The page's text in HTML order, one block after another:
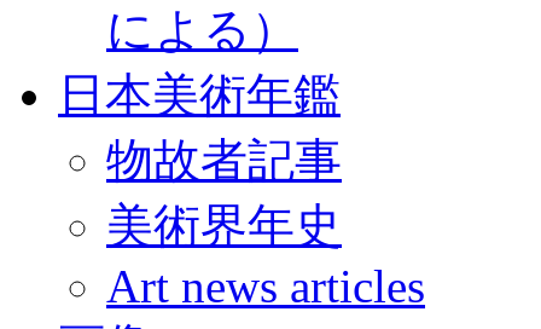
による）
日本美術年鑑
物故者記事
美術界年史
Art news articles